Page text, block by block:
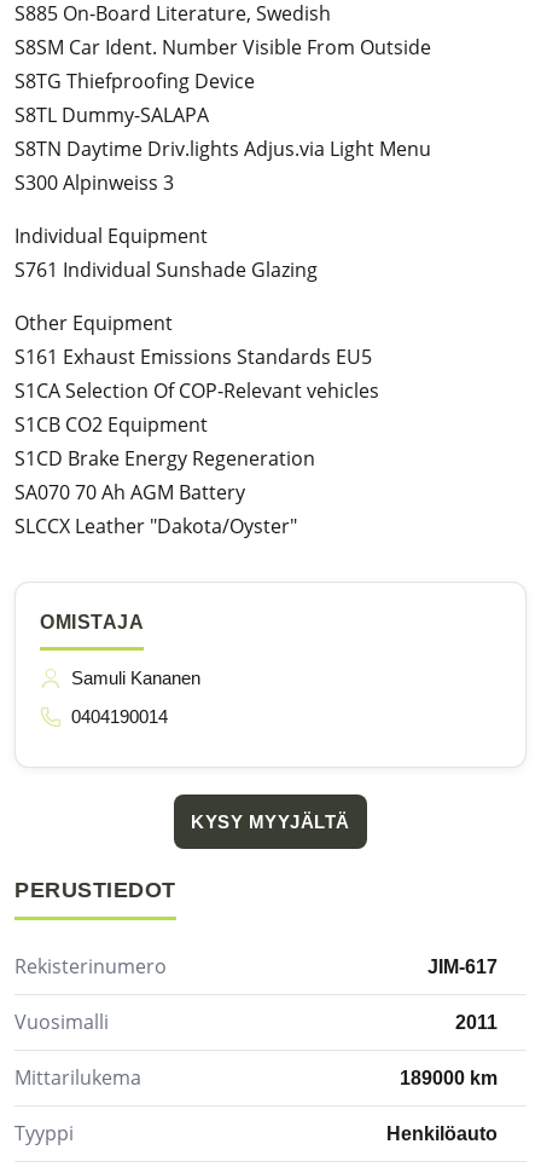
S885 On-Board Literature, Swedish
S8SM Car Ident. Number Visible From Outside
S8TG Thiefproofing Device
S8TL Dummy-SALAPA
S8TN Daytime Driv.lights Adjus.via Light Menu
S300 Alpinweiss 3
Individual Equipment
S761 Individual Sunshade Glazing
Other Equipment
S161 Exhaust Emissions Standards EU5
S1CA Selection Of COP-Relevant vehicles
S1CB CO2 Equipment
S1CD Brake Energy Regeneration
SA070 70 Ah AGM Battery
SLCCX Leather "Dakota/Oyster"
OMISTAJA
Samuli Kananen
0404190014
KYSY MYYJÄLTÄ
PERUSTIEDOT
Rekisterinumero JIM-617
Vuosimalli 2011
Mittarilukema 189000 km
Tyyppi Henkilöauto